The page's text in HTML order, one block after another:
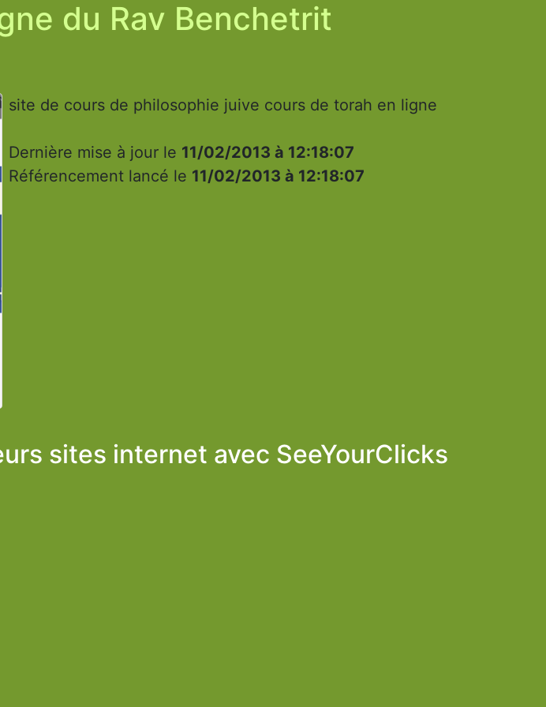
du Rav Benchetrit
site de cours de philosophie juive cours de torah en ligne
Dernière mise à jour le 11/02/2013 à 12:18:07
Référencement lancé le 11/02/2013 à 12:18:07
sites internet avec SeeYourClicks